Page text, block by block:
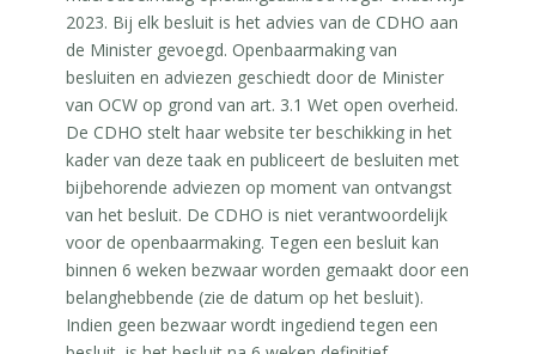
2023. Bij elk besluit is het advies van de CDHO aan
de Minister gevoegd. Openbaarmaking van
besluiten en adviezen geschiedt door de Minister
van OCW op grond van art. 3.1 Wet open overheid.
De CDHO stelt haar website ter beschikking in het
kader van deze taak en publiceert de besluiten met
bijbehorende adviezen op moment van ontvangst
van het besluit. De CDHO is niet verantwoordelijk
voor de openbaarmaking. Tegen een besluit kan
binnen 6 weken bezwaar worden gemaakt door een
belanghebbende (zie de datum op het besluit).
Indien geen bezwaar wordt ingediend tegen een